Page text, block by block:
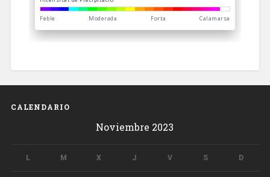
CALENDARIO
Noviembre 2023
L M X J V S D